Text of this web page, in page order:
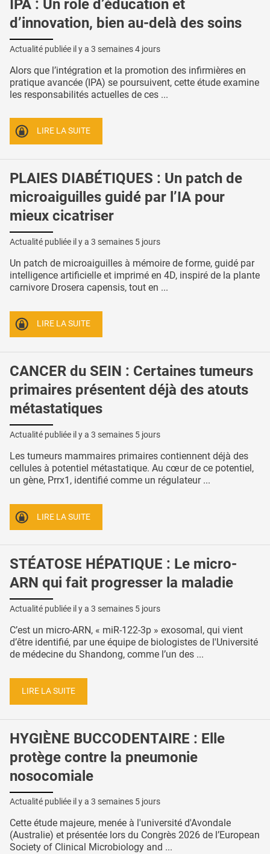
IPA : Un rôle d’éducation et
d’innovation, bien au-delà des soins
Actualité publiée il y a 3 semaines 4 jours
Alors que l’intégration et la promotion des infirmières en
pratique avancée (IPA) se poursuivent, cette étude examine
les responsabilités actuelles de ces ...
LIRE LA SUITE
PLAIES DIABÉTIQUES : Un patch de
microaiguilles guidé par l’IA pour
mieux cicatriser
Actualité publiée il y a 3 semaines 5 jours
Un patch de microaiguilles à mémoire de forme, guidé par
intelligence artificielle et imprimé en 4D, inspiré de la plante
carnivore Drosera capensis, tout en ...
LIRE LA SUITE
CANCER du SEIN : Certaines tumeurs
primaires présentent déjà des atouts
métastatiques
Actualité publiée il y a 3 semaines 5 jours
Les tumeurs mammaires primaires contiennent déjà des
cellules à potentiel métastatique. Au cœur de ce potentiel,
un gène, Prrx1, identifié comme un régulateur ...
LIRE LA SUITE
STÉATOSE HÉPATIQUE : Le micro-
ARN qui fait progresser la maladie
Actualité publiée il y a 3 semaines 5 jours
C’est un micro-ARN, « miR-122-3p » exosomal, qui vient
d’être identifié, par une équipe de biologistes de l'Université
de médecine du Shandong, comme l’un des ...
LIRE LA SUITE
HYGIÈNE BUCCODENTAIRE : Elle
protège contre la pneumonie
nosocomiale
Actualité publiée il y a 3 semaines 5 jours
Cette étude majeure, menée à l'université d'Avondale
(Australie) et présentée lors du Congrès 2026 de l’European
Society of Clinical Microbiology and ...